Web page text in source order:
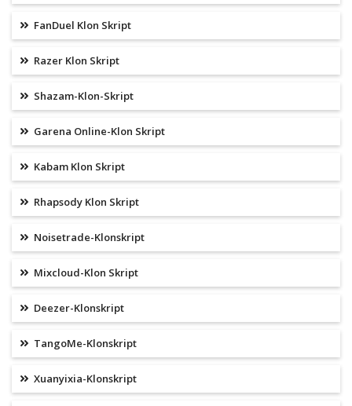
FanDuel Klon Skript
Razer Klon Skript
Shazam-Klon-Skript
Garena Online-Klon Skript
Kabam Klon Skript
Rhapsody Klon Skript
Noisetrade-Klonskript
Mixcloud-Klon Skript
Deezer-Klonskript
TangoMe-Klonskript
Xuanyixia-Klonskript